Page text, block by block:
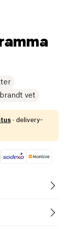
vet
· delivery-